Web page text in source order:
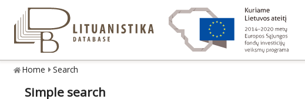
Home Search
Simple search